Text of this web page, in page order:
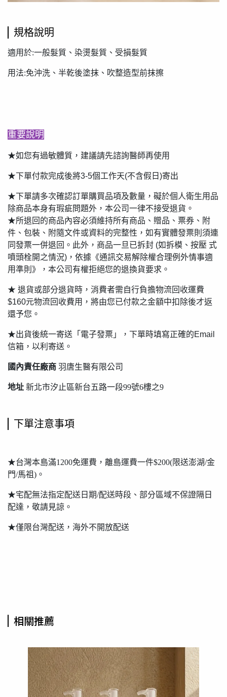
規格說明
適用於:一般髮質、染燙髮質、受損髮質
用法:免沖洗、半乾後塗抹、吹整造型前抹擦
重要說明
★如您有過敏體質，建議請先諮詢醫師再使用
★下單付款完成後將3-5個工作天(不含假日)寄出
★下單請多次確認訂單購買品項及數量，礙於個人衛生用品
除商品本身有瑕疵問題外，本公司一律不接受退貨。
★所退回的商品內容必須維持所有商品、贈品、票券、附
件、包裝、附隨文件或資料的完整性，如有實體發票則須連
同發票一併退回。此外，商品一旦已拆封 (如拆模、按壓 式
噴頭栓開之情況)，依據《通訊交易解除權合理例外情事適
用準則》，本公司有權拒絕您的退換貨要求。
★ 退貨或部分退貨時，消費者需自行負擔物流回收運費
$160元物流回收費用，將由您已付款之金額中扣除後才返
還予您。
★出貨後統一寄送「電子發票」，下單時填寫正確的Email
信箱，以利寄送。
國內責任廠商 羽唐生醫有限公司
地址 新北市汐止區新台五路一段99號6樓之9
下單注意事項
★台灣本島滿1200免運費，離島運費一件$200(限送澎湖/金
門/馬祖)。
★宅配無法指定配送日期/配送時段、部分區域不保證隔日
配達，敬請見諒。
★僅限台灣配送，海外不開放配送
相關推薦